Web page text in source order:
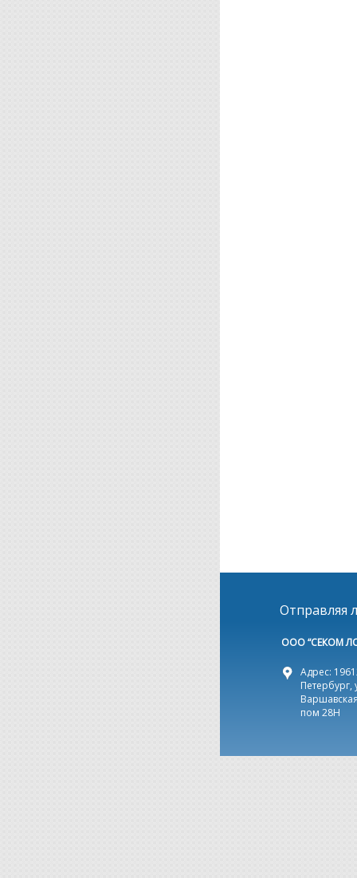
Отправляя
ООО “СЕКОМ
Адрес:
Петербург,
пом 28Н